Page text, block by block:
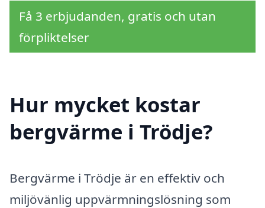
Få 3 erbjudanden, gratis och utan
förpliktelser
Hur mycket kostar
bergvärme i Trödje?
Bergvärme i Trödje är en effektiv och
miljövänlig uppvärmningslösning som